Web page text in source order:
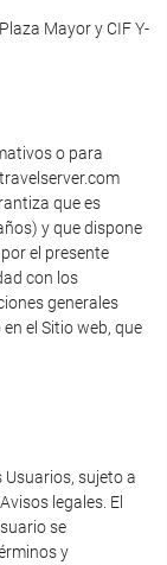
Mayor y CIF Y-
o para
que es
y que dispone
el presente
con los
generales
el Sitio web, que
Usuarios, sujeto a
legales. El
se
y